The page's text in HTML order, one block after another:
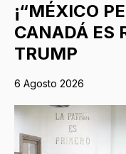
¡“MÉXICO
CANADÁ ES
TRUMP
6 Agosto 2026